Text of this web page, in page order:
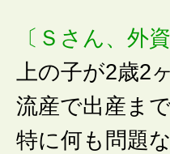
〔Ｓさん、外
上の子が2歳2
流産で出産ま
特に何も問題